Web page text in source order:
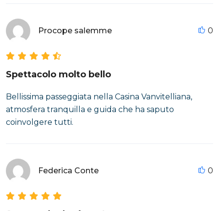
Procope salemme 0
Spettacolo molto bello
Bellissima passeggiata nella Casina Vanvitelliana,
atmosfera tranquilla e guida che ha saputo
coinvolgere tutti.
Federica Conte 0